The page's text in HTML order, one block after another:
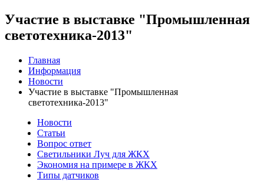
Участие в выставке "Промышленная
светотехника-2013"
Главная
Информация
Новости
Участие в выставке "Промышленная
светотехника-2013"
Новости
Статьи
Вопрос ответ
Светильники Луч для ЖКХ
Экономия на примере в ЖКХ
Типы датчиков